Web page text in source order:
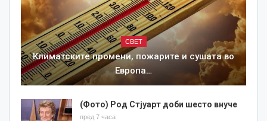
СВЕТ
Климатските промени, пожарите и сушата во
Европа…
(Фото) Род Стјуарт доби шесто внуче
пред 7 часа